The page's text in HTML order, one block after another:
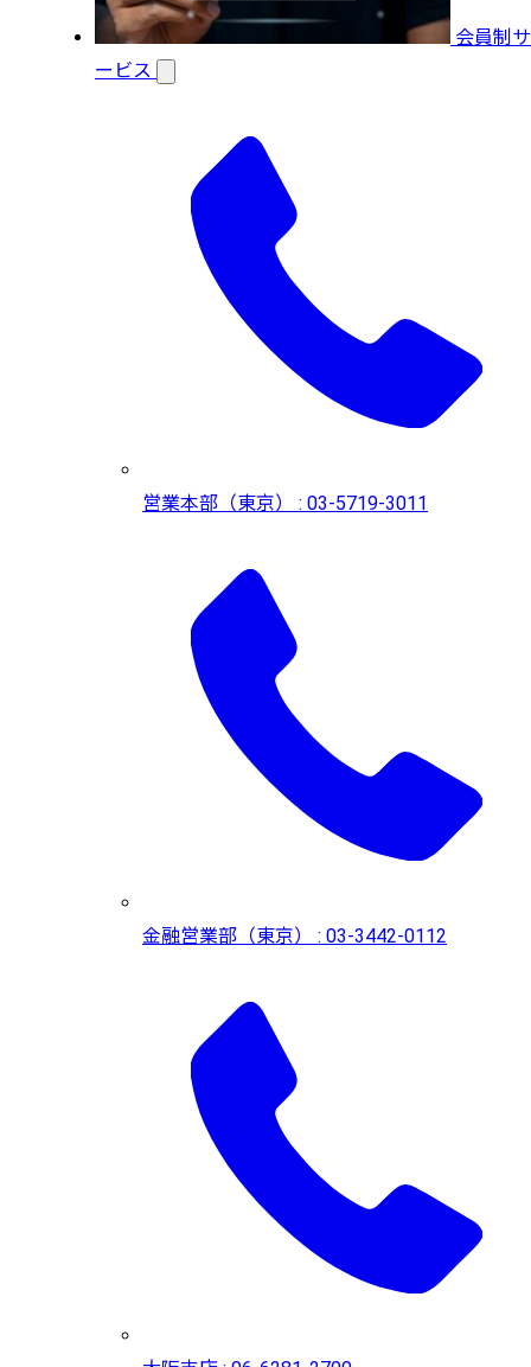
会員制サ
ービス
営業本部（東京） : 03-5719-3011
金融営業部（東京） : 03-3442-0112